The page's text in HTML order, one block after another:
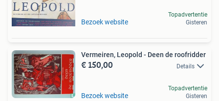
Bezoek website
Topadvertentie
Gisteren
Vermeiren, Leopold - Deen de roofridder
€ 150,00 Details
Bezoek website
Topadvertentie
Gisteren